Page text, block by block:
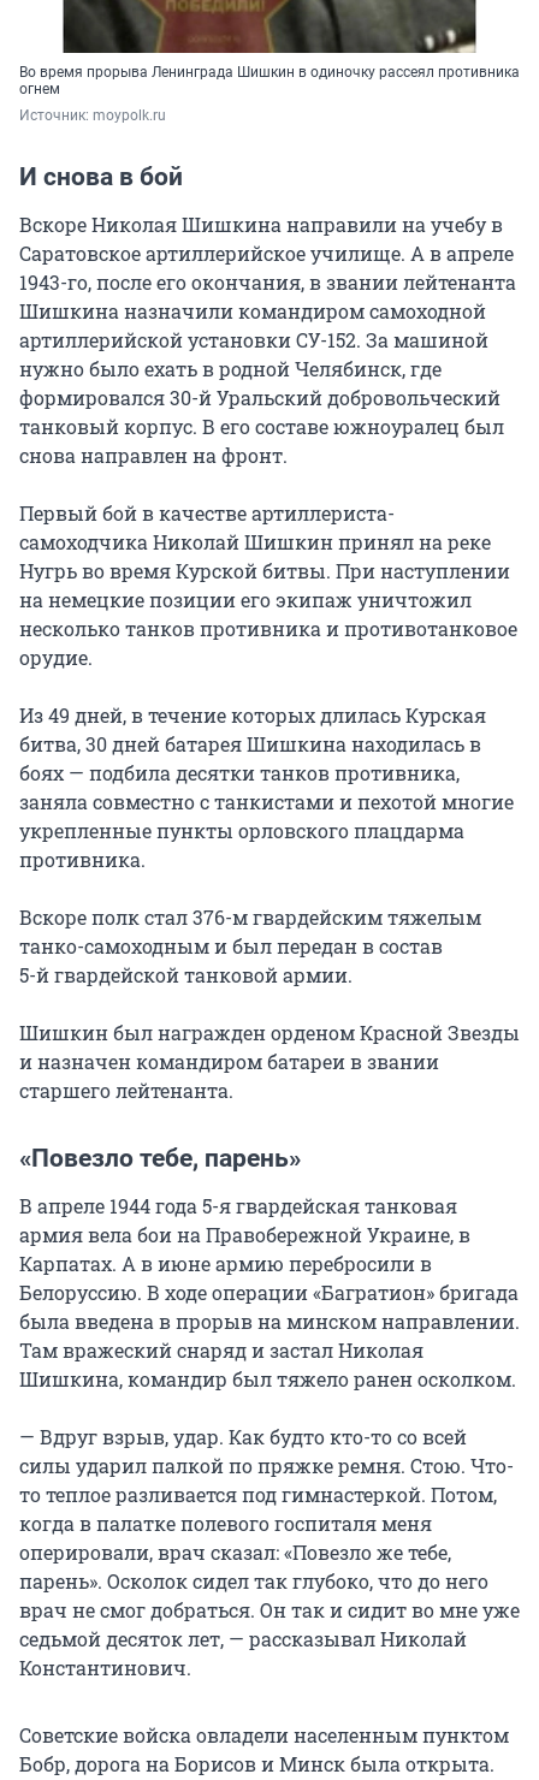
Во время прорыва Ленинграда Шишкин в одиночку рассеял противника
огнем
Источник: moypolk.ru
И снова в бой
Вскоре Николая Шишкина направили на учебу в
Саратовское артиллерийское училище. А в апреле
1943-го, после его окончания, в звании лейтенанта
Шишкина назначили командиром самоходной
артиллерийской установки СУ-152. За машиной
нужно было ехать в родной Челябинск, где
формировался30-й Уральскийдобровольческий
танковый корпус. В его составе южноуралец был
снова направлен на фронт.
Первый бой в качестве артиллериста-
самоходчика Николай Шишкин принял на реке
Нугрь во время Курской битвы. При наступлении
на немецкие позиции его экипаж уничтожил
несколько танков противника и противотанковое
орудие.
Из 49 дней, в течение которых длилась Курская
битва, 30 дней батарея Шишкина находилась в
боях — подбила десятки танков противника,
заняла совместно с танкистами и пехотой многие
укрепленные пункты орловского плацдарма
противника.
Вскоре полк стал 376-м гвардейским тяжелым
танко-самоходным и был передан в состав
5-й гвардейскойтанковой армии.
Шишкин был награжден орденом Красной Звезды
и назначен командиром батареи в звании
старшего лейтенанта.
«Повезло тебе, парень»
В апреле 1944 года 5-я гвардейская танковая
армия вела бои на Правобережной Украине, в
Карпатах. А в июне армию перебросили в
Белоруссию. В ходе операции «Багратион» бригада
была введена в прорыв на минском направлении.
Там вражеский снаряд и застал Николая
Шишкина, командир был тяжело ранен осколком.
— Вдруг взрыв, удар. Как будто кто-то со всей
силы ударил палкой по пряжке ремня. Стою. Что-
то теплое разливается под гимнастеркой. Потом,
когда в палатке полевого госпиталя меня
оперировали, врач сказал: «Повезло же тебе,
парень». Осколок сидел так глубоко, что до него
врач не смог добраться. Он так и сидит во мне уже
седьмой десяток лет, — рассказывал Николай
Константинович.
Советские войска овладели населенным пунктом
Бобр, дорога на Борисов и Минск была открыта.